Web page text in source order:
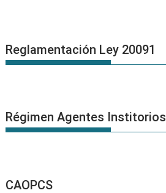
Reglamentación Ley 20091
Régimen Agentes Institorios
CAOPCS